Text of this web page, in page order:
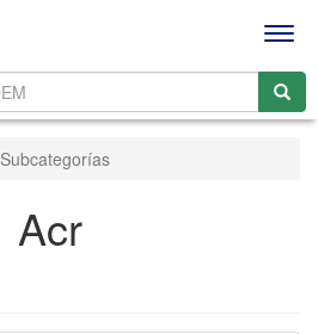
Subcategorías
Acr